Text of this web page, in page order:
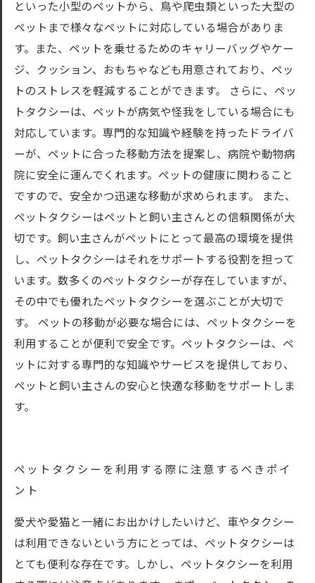
といった小型のペットから、鳥や爬虫類といった大型の
ペットまで様々なペットに対応している場合がありま
す。また、ペットを乗せるためのキャリーバッグやケー
ジ、クッション、おもちゃなども用意されており、ペッ
トのストレスを軽減することができます。 さらに、ペッ
トタクシーは、ペットが病気や怪我をしている場合にも
対応しています。専門的な知識や経験を持ったドライバ
ーが、ペットに合った移動方法を提案し、病院や動物病
院に安全に運んでくれます。ペットの健康に関わること
ですので、安全かつ迅速な移動が求められます。 また、
ペットタクシーはペットと飼い主さんとの信頼関係が大
切です。飼い主さんがペットにとって最高の環境を提供
し、ペットタクシーはそれをサポートする役割を担って
います。数多くのペットタクシーが存在していますが、
その中でも優れたペットタクシーを選ぶことが大切で
す。 ペットの移動が必要な場合には、ペットタクシーを
利用することが便利で安全です。ペットタクシーは、ペ
ットに対する専門的な知識やサービスを提供しており、
ペットと飼い主さんの安心と快適な移動をサポートしま
す。
ペットタクシーを利用する際に注意するべきポイ
ント
愛犬や愛猫と一緒にお出かけしたいけど、車やタクシー
は利用できないという方にとっては、ペットタクシーは
とても便利な存在です。しかし、ペットタクシーを利用